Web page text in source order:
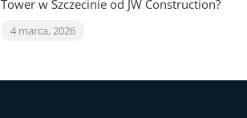
Tower w Szczecinie od JW Construction?
4 marca, 2026